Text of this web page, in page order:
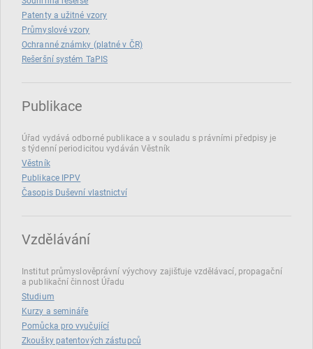
Patenty a užitné vzory
Průmyslové vzory
Ochranné známky (platné v ČR)
Rešeršní systém TaPIS
Publikace
Úřad vydává odborné publikace a v souladu s právními předpisy je
s týdenní periodicitou vydáván Věstník
Věstník
Publikace IPPV
Časopis Duševní vlastnictví
Vzdělávání
Institut průmyslověprávní výychovy zajišťuje vzdělávací, propagační
a publikační činnost Úřadu
Studium
Kurzy a semináře
Pomůcka pro vyučující
Zkoušky patentových zástupců